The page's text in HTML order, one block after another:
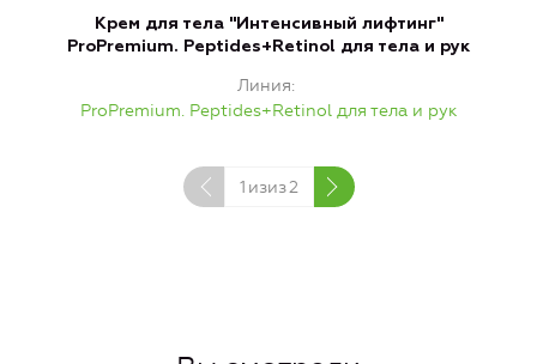
Крем для тела "Интенсивный лифтинг"
ProPremium. Peptides+Retinol для тела и рук
Линия
ProPremium. Peptides+Retinol для тела и рук
1 изиз2